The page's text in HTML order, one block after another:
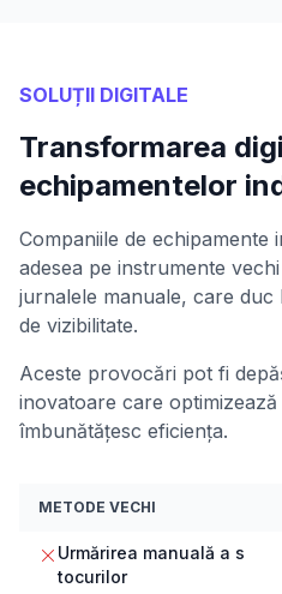
SOLUȚII DIGITALE
Transformarea
echipamentelor
Companiile de echipamente
adesea pe instrumente
jurnalele manuale, care duc
de vizibilitate.
Aceste provocări pot fi
inovatoare care
îmbunătățesc eficiența.
METODE VECHI
Urmărirea manuală a s
tocurilor